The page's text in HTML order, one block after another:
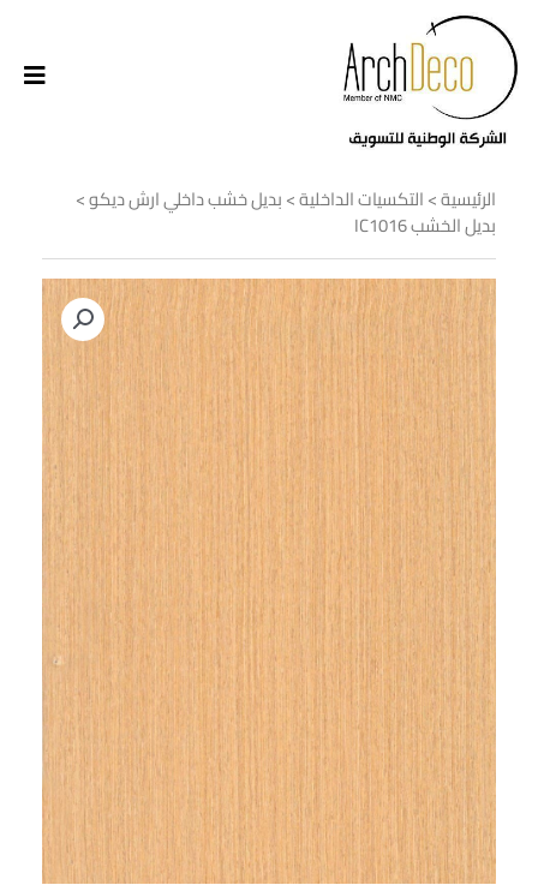
الرئيسية>التكسيات الداخلية>بديل خشب داخلي ارش ديكو>
بديل الخشب IC1016